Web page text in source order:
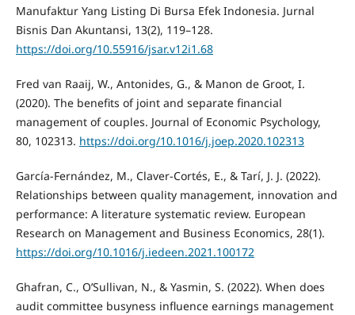
Manufaktur Yang Listing Di Bursa Efek Indonesia. Jurnal
Bisnis Dan Akuntansi, 13(2), 119–128.
https://doi.org/10.55916/jsar.v12i1.68
Fred van Raaij, W., Antonides, G., & Manon de Groot, I.
(2020). The benefits of joint and separate financial
management of couples. Journal of Economic Psychology,
80, 102313. https://doi.org/10.1016/j.joep.2020.102313
García-Fernández, M., Claver-Cortés, E., & Tarí, J. J. (2022).
Relationships between quality management, innovation and
performance: A literature systematic review. European
Research on Management and Business Economics, 28(1).
https://doi.org/10.1016/j.iedeen.2021.100172
Ghafran, C., O’Sullivan, N., & Yasmin, S. (2022). When does
audit committee busyness influence earnings management